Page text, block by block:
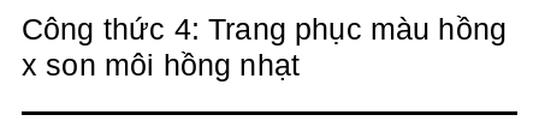
Công thức 4: Trang phục màu hồng
x son môi hồng nhạt